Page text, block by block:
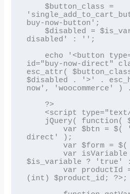
buy-now-button';
disabled' : '';
id="buy-now-direct"
esc_attr(
$disabled . '>' .
now', 'woocommerce'
direct' );
$is_variable ?
(int) $product_id; ?>;